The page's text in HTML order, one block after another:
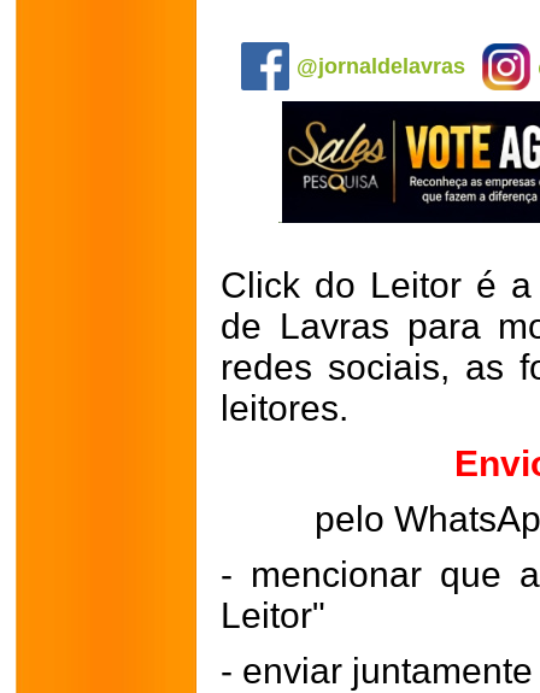
@jornaldelavras
Click do Leitor é
de Lavras para
redes sociais, as
leitores.
pelo
- mencionar que
Leitor"
- enviar